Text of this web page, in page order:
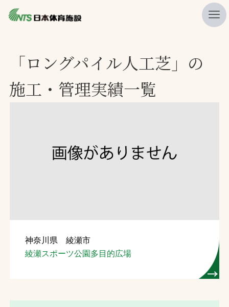
プレスリリース
施工・管理実績一覧
検索
お問合せ
「ロングパイル人工芝」の
施工・管理実績一覧
神奈川県 綾瀬市
綾瀬スポーツ公園多目的広場